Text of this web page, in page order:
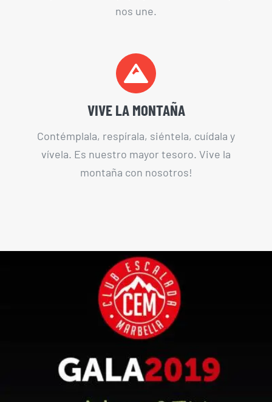
nos une.
VIVE LA MONTAÑA
Contémplala, respírala, siéntela, cuídala y
vívela. Es nuestro mayor tesoro. Vive la
montaña con nosotros!